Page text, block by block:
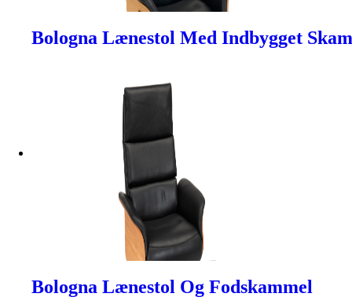
Bologna Lænestol Med Indbygget
Bologna Lænestol Og Fodskammel